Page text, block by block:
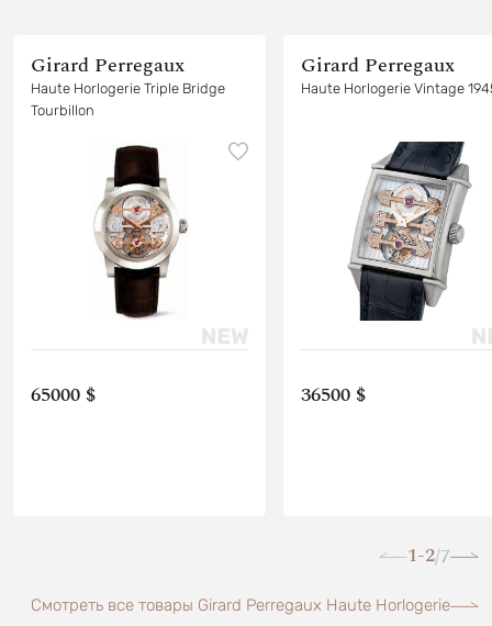
Girard Perregaux
Haute Horlogerie Triple Bridge
Tourbillon
65000 $
Girard Perregaux
Haute Horlogerie Vintage
36500 $
1-2/7
Смотреть все товары Girard Perregaux Haute Horlogerie